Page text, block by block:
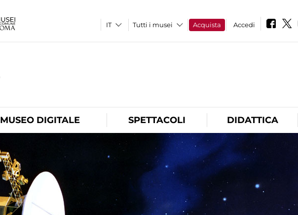
Tutti i musei Acquista Accedi
MUSEO DIGITALE SPETTACOLI DIDATTICA